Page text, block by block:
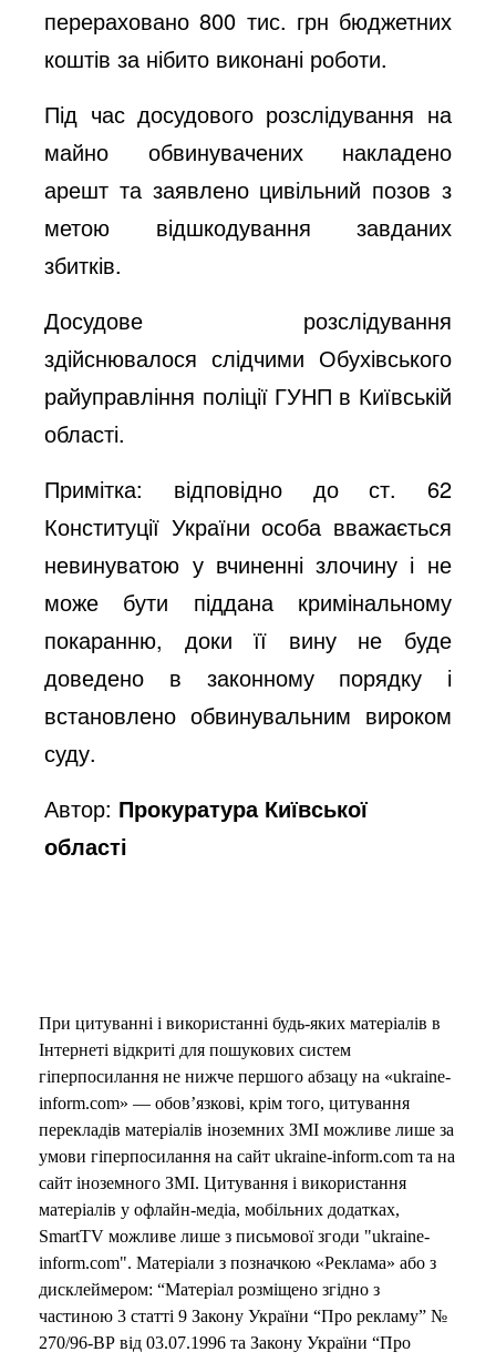
перераховано 800 тис. грн бюджетних
коштів за нібито виконані роботи.
Під час досудового розслідування на
майно обвинувачених накладено
арешт та заявлено цивільний позов з
метою відшкодування завданих
збитків.
Досудове розслідування
здійснювалося слідчими Обухівського
райуправління поліції ГУНП в Київській
області.
Примітка: відповідно до ст. 62
Конституції України особа вважається
невинуватою у вчиненні злочину і не
може бути піддана кримінальному
покаранню, доки її вину не буде
доведено в законному порядку і
встановлено обвинувальним вироком
суду.
Автор: Прокуратура Київської
області
При цитуванні і використанні будь-яких матеріалів в
Інтернеті відкриті для пошукових систем
гіперпосилання не нижче першого абзацу на «ukraine-
inform.com» — обов’язкові, крім того, цитування
перекладів матеріалів іноземних ЗМІ можливе лише за
умови гіперпосилання на сайт ukraine-inform.com та на
сайт іноземного ЗМІ. Цитування і використання
матеріалів у офлайн-медіа, мобільних додатках,
SmartTV можливе лише з письмової згоди "ukraine-
inform.com". Матеріали з позначкою «Реклама» або з
дисклеймером: “Матеріал розміщено згідно з
частиною 3 статті 9 Закону України “Про рекламу” №
270/96-ВР від 03.07.1996 та Закону України “Про